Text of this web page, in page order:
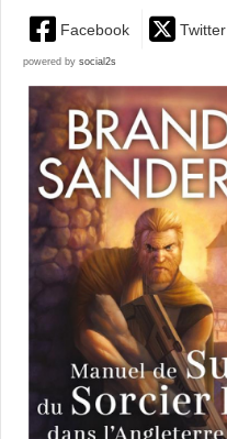
Facebook Twitter
powered by social2s